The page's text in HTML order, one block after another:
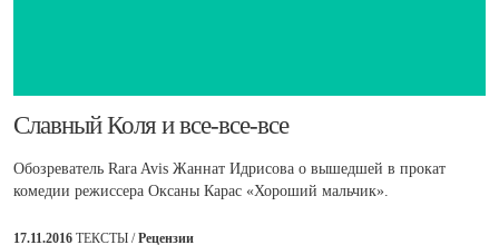
​Славный Коля и все-все-все
Обозреватель Rara Avis Жаннат Идрисова о вышедшей в прокат
комедии режиссера Оксаны Карас «Хороший мальчик».
17.11.2016 ТЕКСТЫ /Рецензии